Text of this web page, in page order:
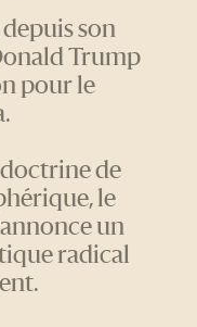
son
Trump
pour le
doctrine de
le
un
radical